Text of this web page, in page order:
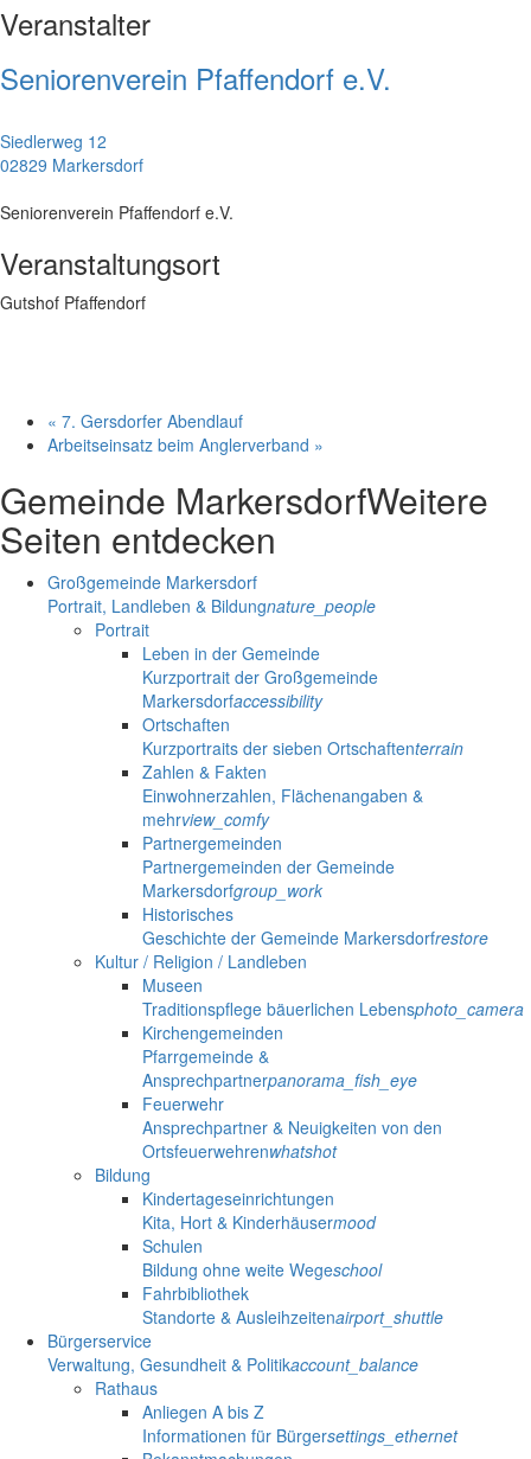
Veranstalter
Seniorenverein Pfaffendorf e.V.
Siedlerweg 12
02829 Markersdorf
Seniorenverein Pfaffendorf e.V.
Veranstaltungsort
Gutshof Pfaffendorf
« 7. Gersdorfer Abendlauf
Arbeitseinsatz beim Anglerverband »
Gemeinde MarkersdorfWeitere
Seiten entdecken
Großgemeinde Markersdorf
Portrait, Landleben & Bildungnature_people
Portrait
Leben in der Gemeinde
Kurzportrait der Großgemeinde
Markersdorfaccessibility
Ortschaften
Kurzportraits der sieben Ortschaftenterrain
Zahlen & Fakten
Einwohnerzahlen, Flächenangaben &
mehrview_comfy
Partnergemeinden
Partnergemeinden der Gemeinde
Markersdorfgroup_work
Historisches
Geschichte der Gemeinde Markersdorfrestore
Kultur / Religion / Landleben
Museen
Traditionspflege bäuerlichen Lebensphoto_camera
Kirchengemeinden
Pfarrgemeinde &
Ansprechpartnerpanorama_fish_eye
Feuerwehr
Ansprechpartner & Neuigkeiten von den
Ortsfeuerwehrenwhatshot
Bildung
Kindertageseinrichtungen
Kita, Hort & Kinderhäusermood
Schulen
Bildung ohne weite Wegeschool
Fahrbibliothek
Standorte & Ausleihzeitenairport_shuttle
Bürgerservice
Verwaltung, Gesundheit & Politikaccount_balance
Rathaus
Anliegen A bis Z
Informationen für Bürgersettings_ethernet